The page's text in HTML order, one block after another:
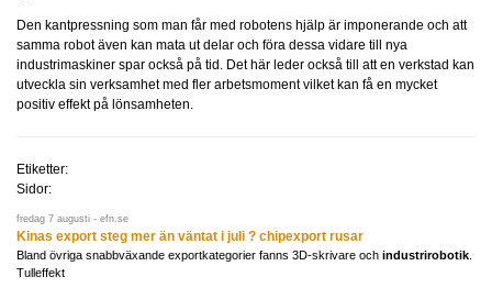
Den kantpressning som man får med robotens hjälp är imponerande och att
samma robot även kan mata ut delar och föra dessa vidare till nya
industrimaskiner spar också på tid. Det här leder också till att en verkstad kan
utveckla sin verksamhet med fler arbetsmoment vilket kan få en mycket
positiv effekt på lönsamheten.
Etiketter:
Sidor:
fredag 7 augusti - efn.se
Kinas export steg mer än väntat i juli ? chipexport rusar
Bland övriga snabbväxande exportkategorier fanns 3D-skrivare och industrirobotik
Tulleffekt